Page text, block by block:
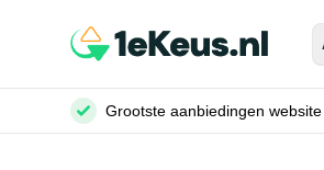
Grootste aanbiedingen website